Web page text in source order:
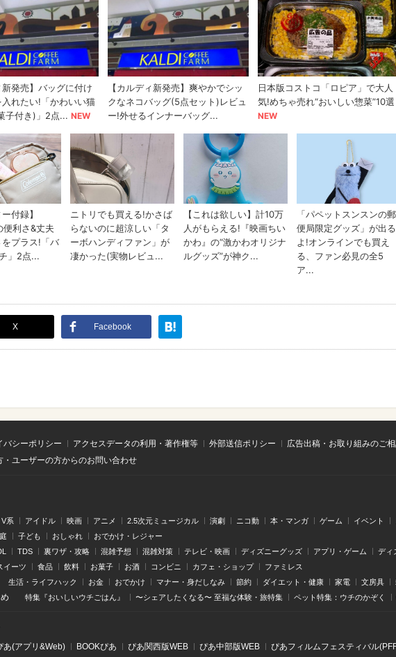
X Facebook
バシーポリシー アクセスデータの利用・著作権等 外部送信ポリシー
広告出稿・お取り組みのご
・ユーザーの方からのお問い合わせ
V系 アイドル 映画 アニメ 2.5次元ミュージカル 演劇 ニコ動 本・マンガ ゲーム イベント
子ども おしゃれ おでかけ・レジャー
TDS 裏ワザ・攻略 混雑予想 混雑対策 テレビ・映画 ディズニーグッズ アプリ・ゲーム ディ
イーツ 食品 飲料 お菓子 お酒 コンビニ カフェ・ショップ ファミレス
生活・ライフハック お金 おでかけ マナー・身だしなみ 節約 ダイエット・健康 家電 文房具
特集『おいしいウチごはん』 〜シェアしたくなる〜 至福な体験・旅特集 ペット特集：ウチのかぞく
あ(アプリ&Web) BOOKぴあ ぴあ関⻄版WEB ぴあ中部版WEB ぴあフィルムフェスティバル